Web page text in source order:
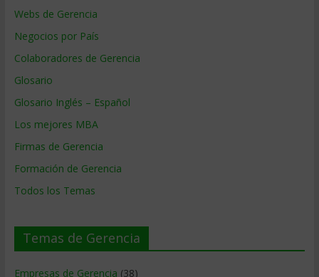
Webs de Gerencia
Negocios por País
Colaboradores de Gerencia
Glosario
Glosario Inglés – Español
Los mejores MBA
Firmas de Gerencia
Formación de Gerencia
Todos los Temas
Temas de Gerencia
Empresas de Gerencia (38)